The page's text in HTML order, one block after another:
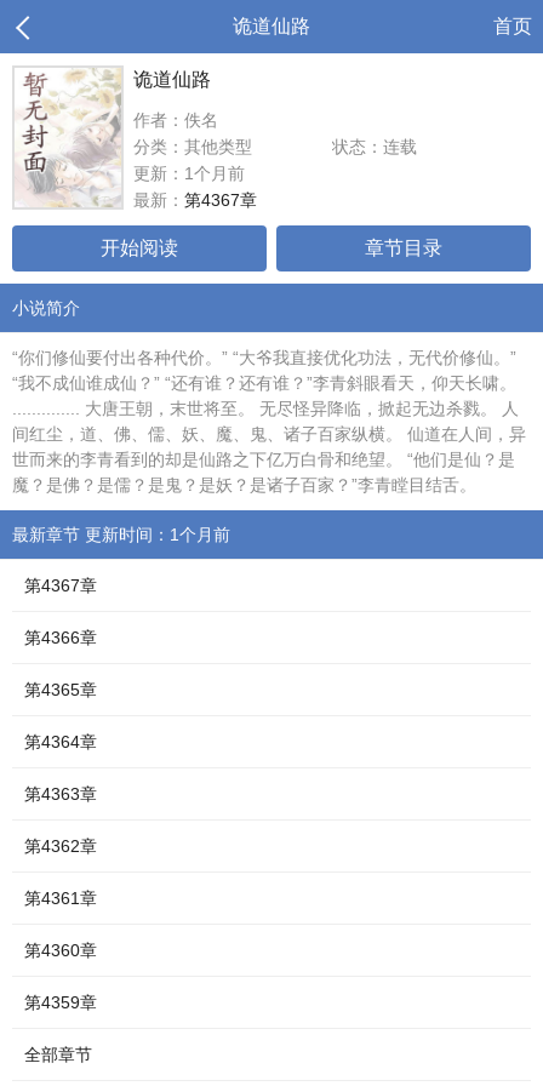
诡道仙路 首页
诡道仙路
作者：佚名
分类：其他类型
状态：连载
更新：1个月前
最新： 第4367章
开始阅读 章节目录
小说简介
“你们修仙要付出各种代价。” “大爷我直接优化功法，无代价修仙。”
“我不成仙谁成仙？” “还有谁？还有谁？”李青斜眼看天，仰天长啸。
.............. 大唐王朝，末世将至。 无尽怪异降临，掀起无边杀戮。 人
间红尘，道、佛、儒、妖、魔、鬼、诸子百家纵横。 仙道在人间，异
世而来的李青看到的却是仙路之下亿万白骨和绝望。 “他们是仙？是
魔？是佛？是儒？是鬼？是妖？是诸子百家？”李青瞠目结舌。
最新章节 更新时间：1个月前
第4367章
第4366章
第4365章
第4364章
第4363章
第4362章
第4361章
第4360章
第4359章
全部章节